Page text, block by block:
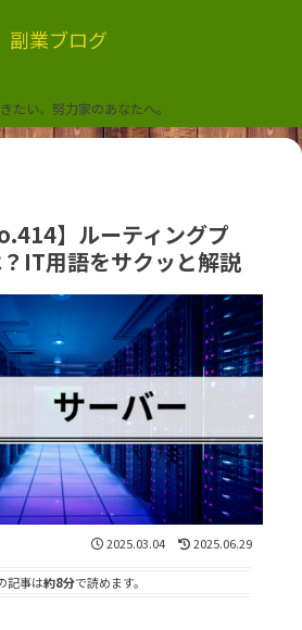
副業ブログ
たい、努力家のあなたへ。
】ルーティングプ
IT用語をサクッと解説
2025.03.04 2025.06.29
記事は約8分で読めます。